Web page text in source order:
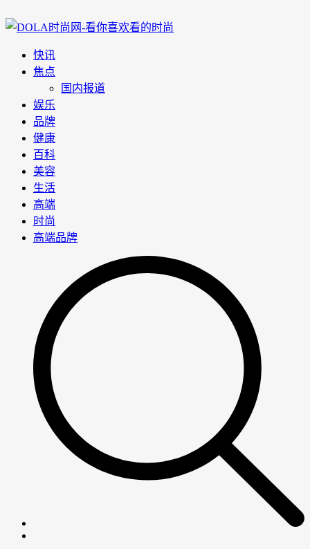
快讯
焦点
国内报道
娱乐
品牌
健康
百科
美容
生活
高端
时尚
高端品牌